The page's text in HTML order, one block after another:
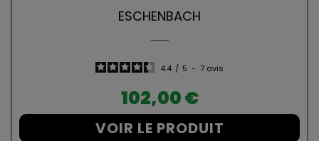
ESCHENBACH
4.4 / 5 - 7 avis
Prix
102,00 €
VOIR LE PRODUIT